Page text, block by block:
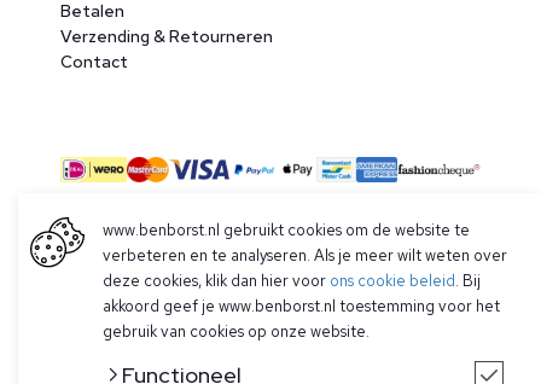
Betalen
Verzending & Retourneren
Contact
© 2026 Ben Borst
|Algemene voorwaarden|Privacy Policy
www.benborst.nl gebruikt cookies om de website te
verbeteren en te analyseren. Als je meer wilt weten over
deze cookies, klik dan hier voor ons cookie beleid. Bij
akkoord geef je www.benborst.nl toestemming voor het
gebruik van cookies op onze website.
Functioneel